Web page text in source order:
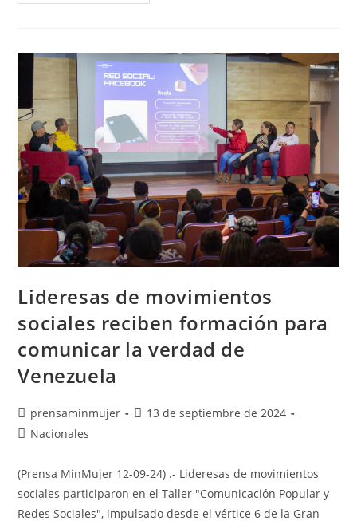
Lideresas de movimientos
sociales reciben formación para
comunicar la verdad de
Venezuela
prensaminmujer
13 de septiembre de 2024
Nacionales
(Prensa MinMujer 12-09-24) .- Lideresas de movimientos
sociales participaron en el Taller "Comunicación Popular y
Redes Sociales", impulsado desde el vértice 6 de la Gran